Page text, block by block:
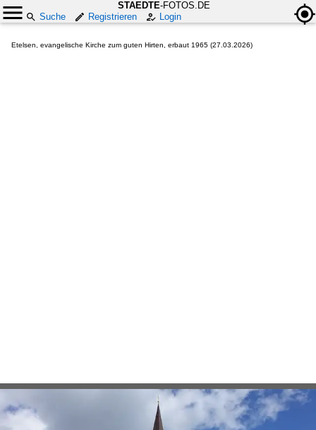
STAEDTE-FOTOS.DE
Suche
Registrieren Login
Etelsen, evangelische Kirche zum guten Hirten, erbaut 1965 (27.03.2026)